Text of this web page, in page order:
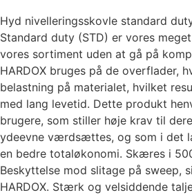
Hyd nivelleringsskovle standard
Standard duty (STD) er vores
vores sortiment uden at gå på
HARDOX bruges på de overflader,
belastning på materialet, hvilket
med lang levetid. Dette produkt
brugere, som stiller høje krav til
ydeevne værdsættes, og som i det
en bedre totaløkonomi. Skæres i
Beskyttelse mod slitage på sweep,
HARDOX. Stærk og velsiddende